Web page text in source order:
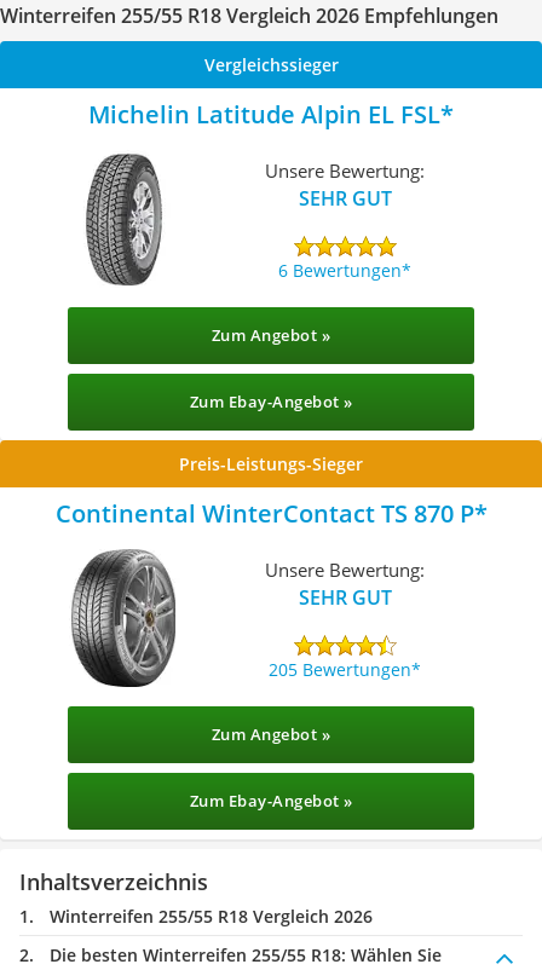
Winterreifen 255/55 R18 Vergleich 2026 Empfehlungen
Vergleichssieger
Michelin Latitude Alpin EL FSL
Unsere Bewertung:
SEHR GUT
6 Bewertungen
Zum Angebot »
Zum Ebay-Angebot »
Preis-Leistungs-Sieger
Continental ‎WinterContact TS 870 P
Unsere Bewertung:
SEHR GUT
205 Bewertungen
Zum Angebot »
Zum Ebay-Angebot »
Inhaltsverzeichnis
Winterreifen 255/55 R18 Vergleich 2026
Die besten Winterreifen 255/55 R18: Wählen Sie